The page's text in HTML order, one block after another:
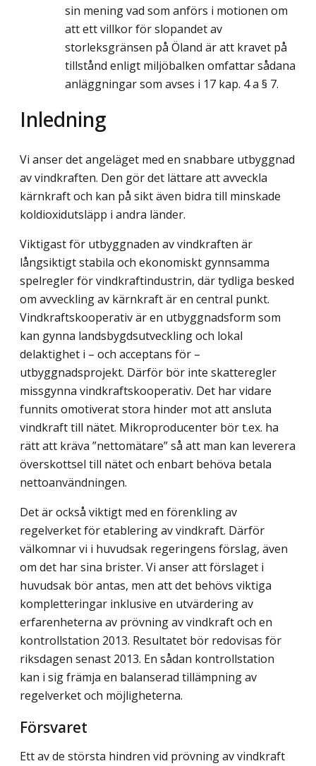
sin mening vad som anförs i motionen om
att ett villkor för slopandet av
storleksgränsen på Öland är att kravet på
tillstånd enligt miljöbalken omfattar sådana
anläggningar som avses i 17 kap. 4 a § 7.
Inledning
Vi anser det angeläget med en snabbare utbyggnad
av vindkraften. Den gör det lättare att avveckla
kärnkraft och kan på sikt även bidra till minskade
koldioxidutsläpp i andra länder.
Viktigast för utbyggnaden av vindkraften är
långsiktigt stabila och ekonomiskt gynnsamma
spelregler för vindkraftindustrin, där tydliga besked
om avveckling av kärnkraft är en central punkt.
Vindkraftskooperativ är en utbyggnadsform som
kan gynna landsbygdsutveckling och lokal
delaktighet i – och acceptans för –
utbyggnadsprojekt. Därför bör inte skatteregler
missgynna vindkraftskooperativ. Det har vidare
funnits omotiverat stora hinder mot att ansluta
vindkraft till nätet. Mikroproducenter bör t.ex. ha
rätt att kräva ”nettomätare” så att man kan leverera
överskottsel till nätet och enbart behöva betala
nettoanvändningen.
Det är också viktigt med en förenkling av
regelverket för etablering av vindkraft. Därför
välkomnar vi i huvudsak regeringens förslag, även
om det har sina brister. Vi anser att förslaget i
huvudsak bör antas, men att det behövs viktiga
kompletteringar inklusive en utvärdering av
erfarenheterna av prövning av vindkraft och en
kontrollstation 2013. Resultatet bör redovisas för
riksdagen senast 2013. En sådan kontrollstation
kan i sig främja en balanserad tillämpning av
regelverket och möjligheterna.
Försvaret
Ett av de största hindren vid prövning av vindkraft